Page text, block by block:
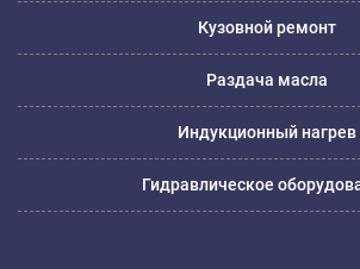
Кузовной ремонт
Раздача масла
Индукционный нагрев
Гидравлическое